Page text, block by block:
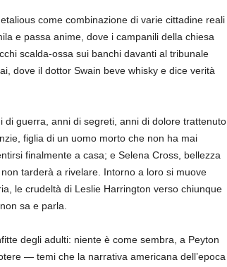
come combinazione di varie cittadine reali
e passa anime, dove i campanili della chiesa
scalda-ossa sui banchi davanti al tribunale
dove il dottor Swain beve whisky e dice verità
guerra, anni di segreti, anni di dolore trattenuto.
figlia di un uomo morto che non ha mai
finalmente a casa; e Selena Cross, bellezza
tarderà a rivelare. Intorno a loro si muove
le crudeltà di Leslie Harrington verso chiunque
sa e parla.
degli adulti: niente è come sembra, a Peyton
— temi che la narrativa americana dell’epoca